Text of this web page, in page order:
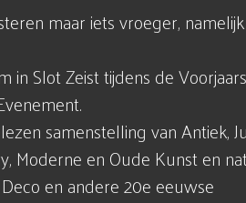
maar iets vroeger,
in Slot Zeist tijdens de
samenstelling van Antiek,
Moderne en Oude Kunst en
en andere 20e eeuwse